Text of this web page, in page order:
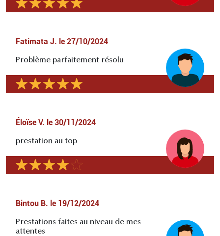
Fatimata J. le 27/10/2024
Problème parfaitement résolu
Éloïse V. le 30/11/2024
prestation au top
Bintou B. le 19/12/2024
Prestations faites au niveau de mes
attentes